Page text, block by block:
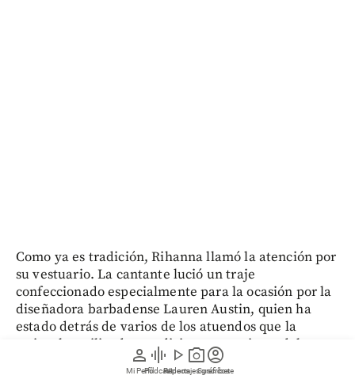
person
Mi Perfil
graphic_eq
Pódcast
play_arrow
Videos
photo_camera
Reportajes gráficos
account_circle
Suscríbete
Como ya es tradición, Rihanna llamó la atención por
su vestuario. La cantante lució un traje
confeccionado especialmente para la ocasión por la
diseñadora barbadense Lauren Austin, quien ha
estado detrás de varios de los atuendos que la
artista ha utilizado en ediciones anteriores del